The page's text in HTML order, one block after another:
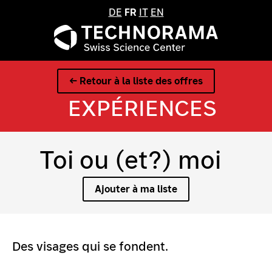
DE FR IT EN
← Retour à la liste des offres
EXPÉRIENCES
Toi ou (et?) moi
Ajouter à ma liste
Des visages qui se fondent.